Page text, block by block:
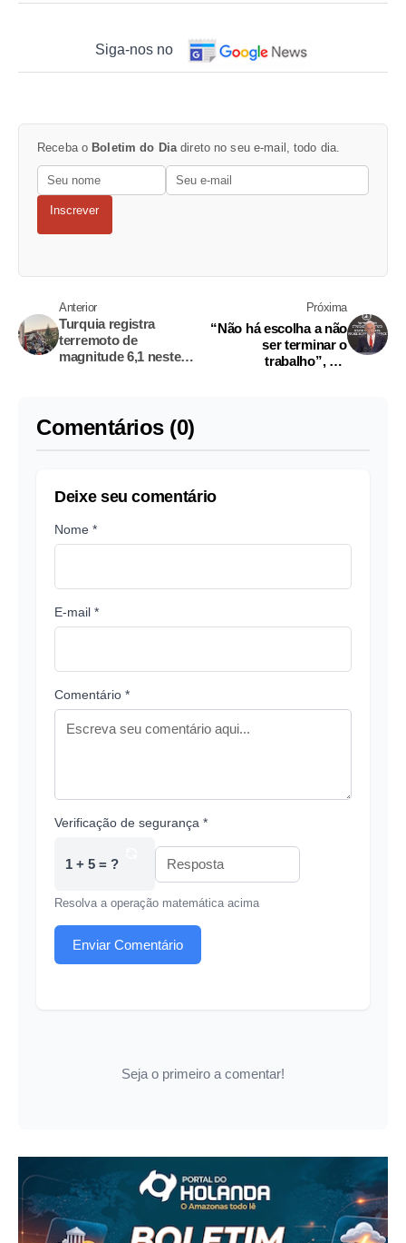
Siga-nos no
Receba o Boletim do Diadireto no seu e-mail, todo dia.
Inscrever
Anterior
Turquia registra
terremoto de
magnitude 6,1 neste
Próxima
“Não há escolha a não
ser terminar o
trabalho”, diz
Comentários (0)
Deixe seu comentário
Nome *
E-mail *
Comentário *
Verificação de segurança *
1 + 5 = ?
Resolva a operação matemática acima
Enviar Comentário
Seja o primeiro a comentar!